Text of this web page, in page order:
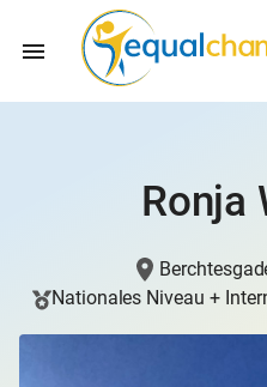
Ronja
Nationales Niveau +